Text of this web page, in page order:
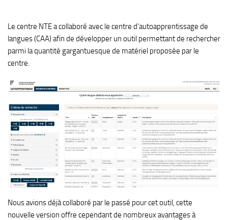
Le centre NTE a collaboré avec le centre d’autoapprentissage de
langues (CAA) afin de développer un outil permettant de rechercher
parmi la quantité gargantuesque de matériel proposée par le
centre.
Nous avions déjà collaboré par le passé pour cet outil, cette
nouvelle version offre cependant de nombreux avantages à